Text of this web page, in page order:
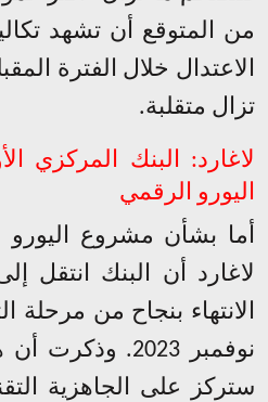
من المتوقع أن تشهد
الاعتدال خلال الفترة
تزال متقلبة.
لاغارد: البنك المركزي
اليورو الرقمي
أما بشأن مشروع
لاغارد أن البنك انتقل
الانتهاء بنجاح من مرحلة
نوفمبر 2023.
ستركز على الجاهزية